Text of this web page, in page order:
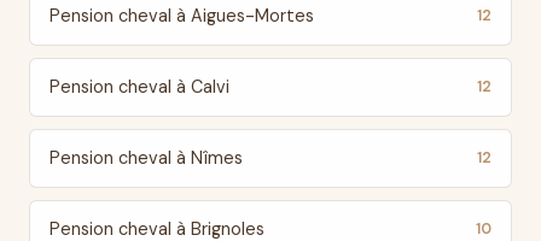
Pension cheval à Aigues-Mortes 12
Pension cheval à Calvi 12
Pension cheval à Nîmes 12
Pension cheval à Brignoles 10